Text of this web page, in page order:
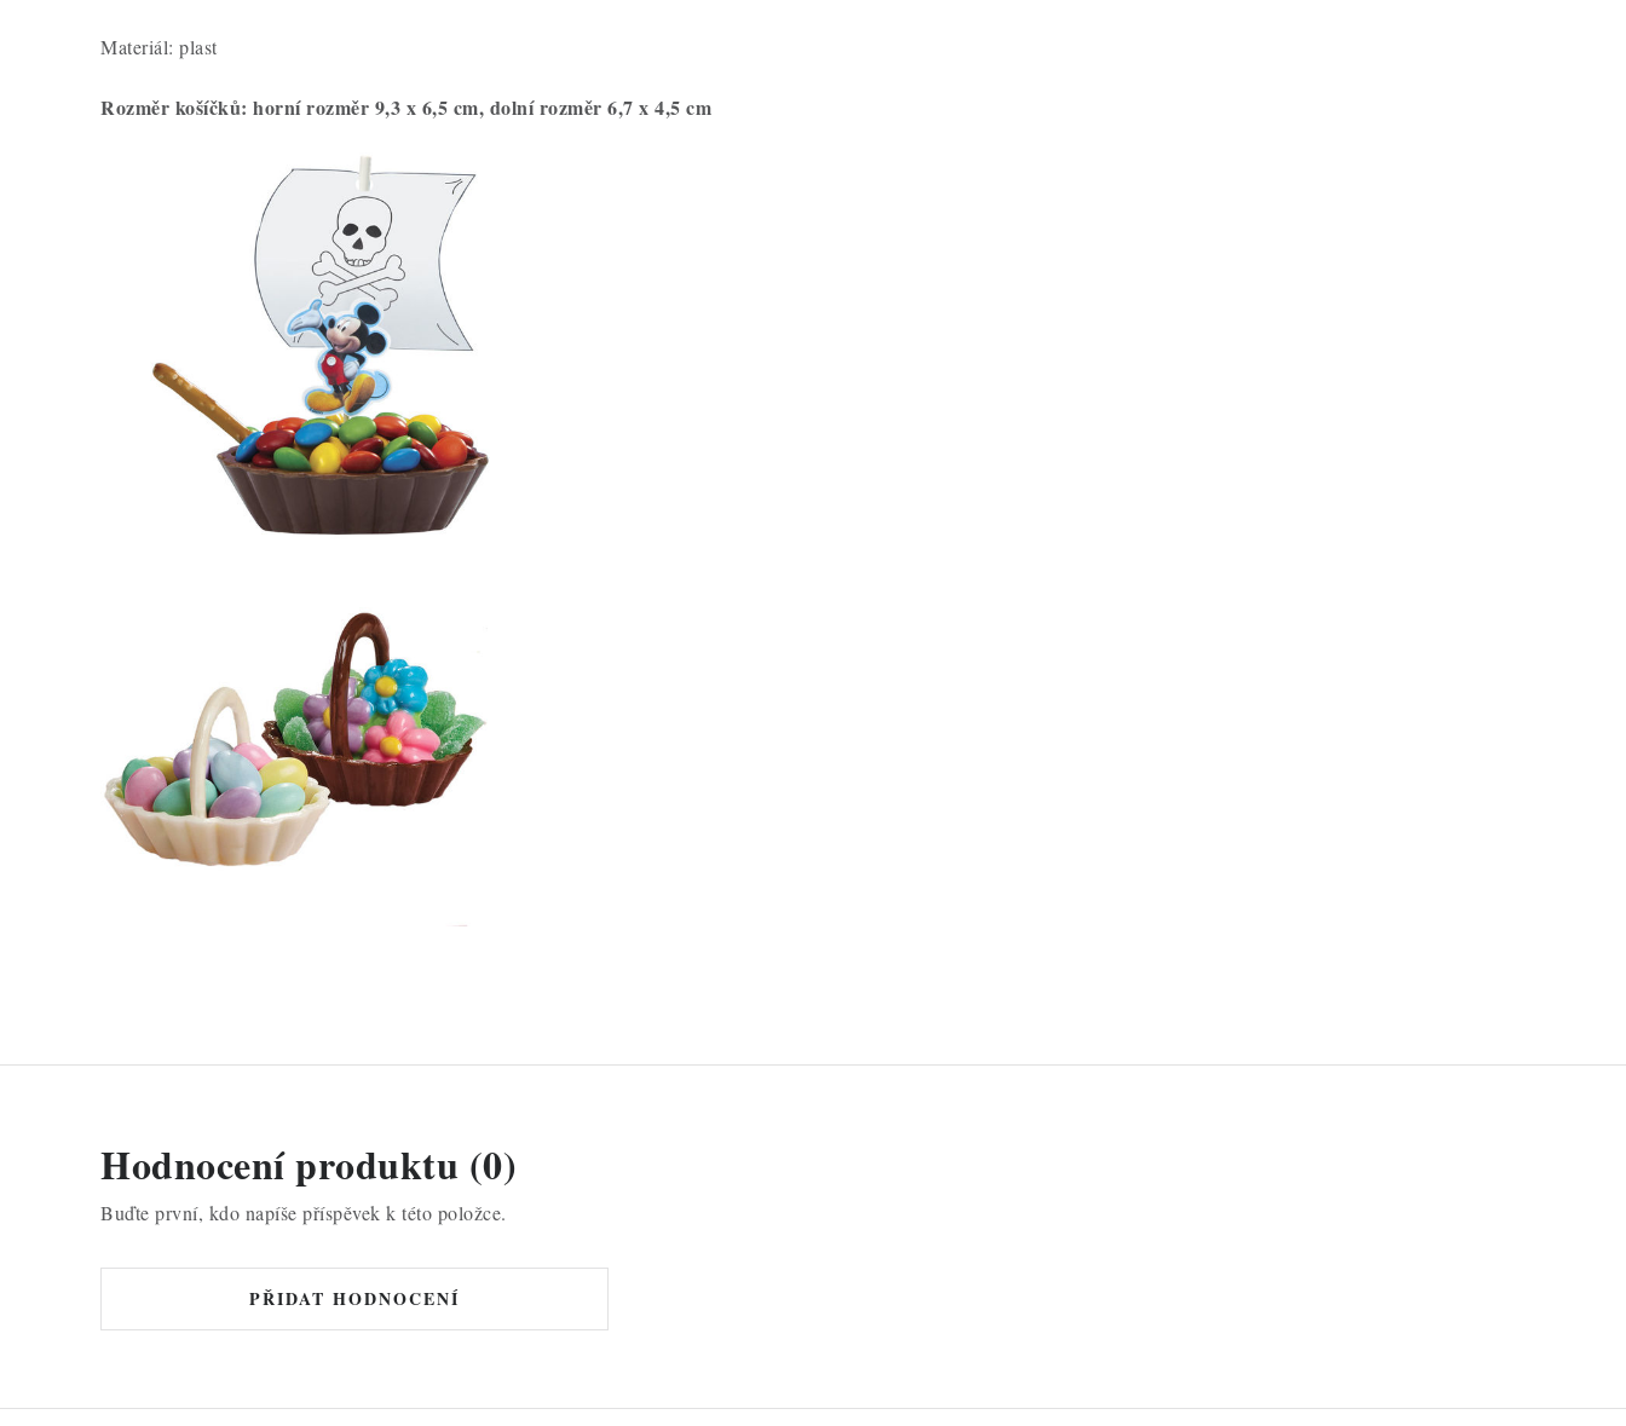
Materiál: plast
Rozměr košíčků: horní rozměr 9,3 x 6,5 cm, dolní rozměr 6,7 x 4,5 cm
Hodnocení produktu (0)
Buďte první, kdo napíše příspěvek k této položce.
PŘIDAT HODNOCENÍ